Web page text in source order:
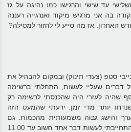
עד שישי והרגישו כמו נהיגה על גז
בה אני מרגיש מיקוד ואנרגייה רעננה
האחרון. אז מה סייע לי לחזור למסילה?
סטפ (צעדי תינוק) ובמקום להבהיל את
דברים שעליי לעשות, התחלתי ברשימה
שהיה לעזרי היה שהכנסתי לרשימה רק
יותר מדי זמן. ידעתי שהמעט הזה
והישג גבוה משמעותית מהכמות. גם
השתמשתי בכלי נפלא שבו התחייבתי לעשות דבר אחד חשוב עד 11:00